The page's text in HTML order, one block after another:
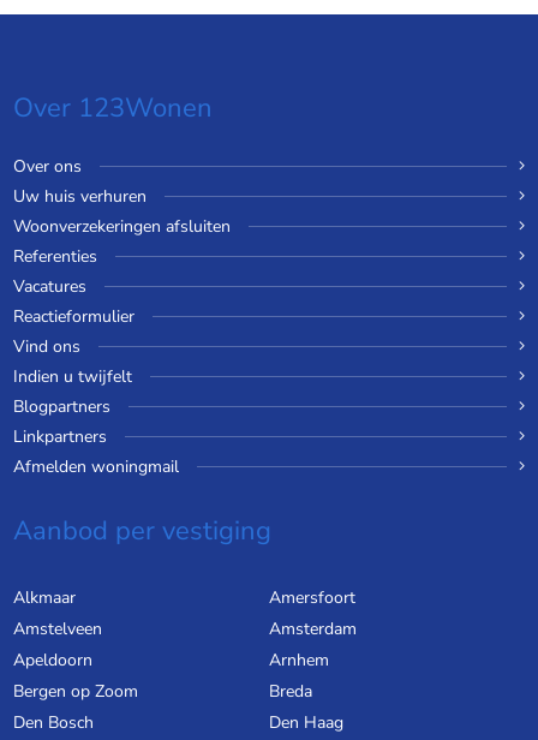
Over 123Wonen
Over ons
Uw huis verhuren
Woonverzekeringen afsluiten
Referenties
Vacatures
Reactieformulier
Vind ons
Indien u twijfelt
Blogpartners
Linkpartners
Afmelden woningmail
Aanbod per vestiging
Alkmaar
Amersfoort
Amstelveen
Amsterdam
Apeldoorn
Arnhem
Bergen op Zoom
Breda
Den Bosch
Den Haag